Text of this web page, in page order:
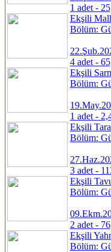
1 adet -
Ekşili
Bölüm:
4 adet -
Ekşili
Bölüm:
1 adet -
Ekşili
Bölüm:
3 adet -
Ekşili
Bölüm:
2 adet -
Ekşili
Bölüm: